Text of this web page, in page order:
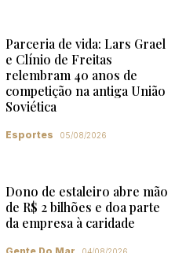
Parceria de vida: Lars Grael
e Clínio de Freitas
relembram 40 anos de
competição na antiga União
Soviética
Esportes 05/08/2026
Dono de estaleiro abre mão
de R$ 2 bilhões e doa parte
da empresa à caridade